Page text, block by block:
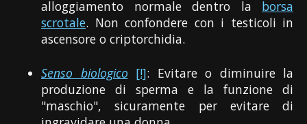
alloggiamento normale dentro la borsa
scrotale. Non confondere con i testicoli in
ascensore o criptorchidia.
Senso biologico [!]: Evitare o diminuire la
produzione di sperma e la funzione di
"maschio", sicuramente per evitare di